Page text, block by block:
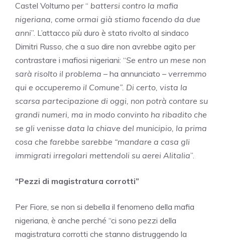
Castel Volturno per “ battersi contro la mafia
nigeriana, come ormai già stiamo facendo da due
anni”. L’attacco più duro è stato rivolto al sindaco
Dimitri Russo, che a suo dire non avrebbe agito per
contrastare i mafiosi nigeriani: “Se entro un mese non
sarà risolto il problema – ha annunciato – verremmo
qui e occuperemo il Comune”. Di certo, vista la
scarsa partecipazione di oggi, non potrà contare su
grandi numeri, ma in modo convinto ha ribadito che
se gli venisse data la chiave del municipio, la prima
cosa che farebbe sarebbe “mandare a casa gli
immigrati irregolari mettendoli su aerei Alitalia”.
“Pezzi di magistratura corrotti”
Per Fiore, se non si debella il fenomeno della mafia
nigeriana, è anche perché “ci sono pezzi della
magistratura corrotti che stanno distruggendo la